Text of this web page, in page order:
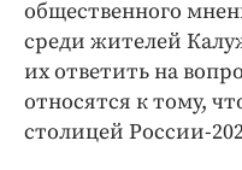
Клиника года
Бренд года
Работодатель
общественного
среди жителей
их ответить на
относятся к тому,
столицей России-